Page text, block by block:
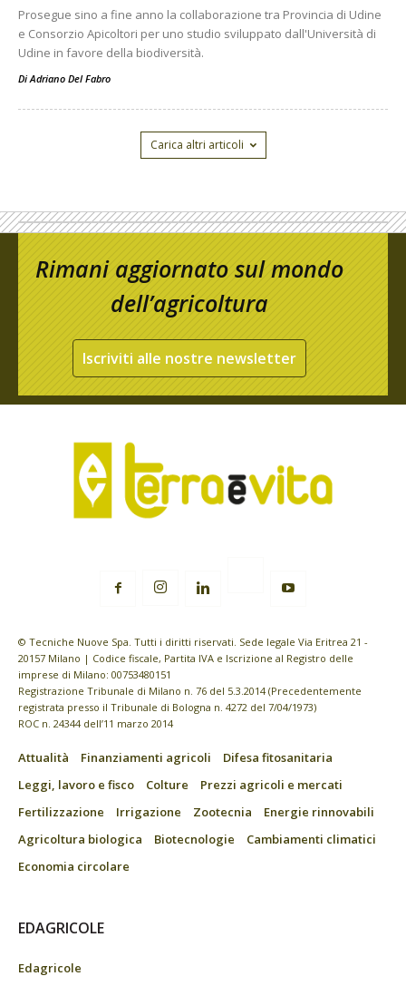
Prosegue sino a fine anno la collaborazione tra Provincia di Udine
e Consorzio Apicoltori per uno studio sviluppato dall'Università di
Udine in favore della biodiversità.
DiAdriano Del Fabro
Carica altri articoli
Rimani aggiornato sul mondo
dell’agricoltura
Iscriviti alle nostre newsletter
© Tecniche Nuove Spa. Tutti i diritti riservati. Sede legale Via Eritrea 21 -
20157 Milano | Codice fiscale, Partita IVA e Iscrizione al Registro delle
imprese di Milano: 00753480151
Registrazione Tribunale di Milano n. 76 del 5.3.2014 (Precedentemente
registrata presso il Tribunale di Bologna n. 4272 del 7/04/1973)
ROC n. 24344 dell’11 marzo 2014
Attualità Finanziamenti agricoli
Difesa fitosanitaria
Leggi, lavoro e fisco
Colture
Prezzi agricoli e mercati
Fertilizzazione
Irrigazione Zootecnia
Energie rinnovabili
Agricoltura biologica
Biotecnologie
Cambiamenti climatici
Economia circolare
EDAGRICOLE
Edagricole